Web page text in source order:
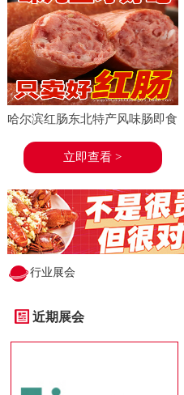
哈尔滨红肠东北特产风味肠即食
香肠东北特产小吃小酒菜熟食蒜
立即查看 >
行业展会
近期展会